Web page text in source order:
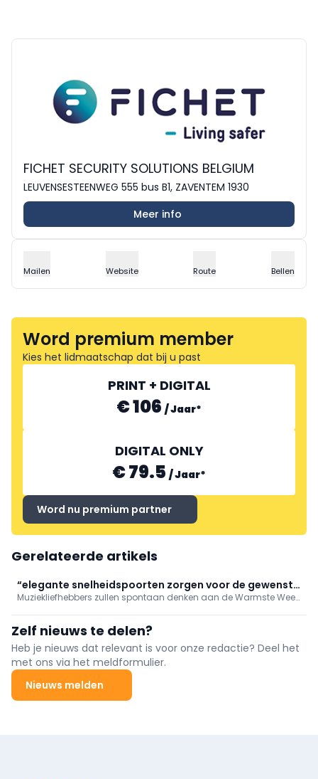
FICHET SECURITY SOLUTIONS BELGIUM
LEUVENSESTEENWEG 555 bus B1, ZAVENTEM 1930
Meer info
Mailen Website Route Bellen
Word premium member
Kies het lidmaatschap dat bij u past
PRINT + DIGITAL
€ 106 /Jaar*
DIGITAL ONLY
€ 79.5 /Jaar*
Word nu premium partner
Gerelateerde artikels
“elegante snelheidspoorten zorgen voor de gewenste
controle”
Muziekliefhebbers zullen spontaan denken aan de Warmste Week
bij de gedachte aan de avontuurlijke speeltuinen; het Provinciaal
Domein Puyenbroeck is de ideale trekpleister voor elke doelgroep.
Die stijgende populariteit gaat gepaard met een aantal
noodzakelijke veranderingen op vlak van automatisatie. Zo
klopten ze aan bij Fichet Security Solutions Belgium, in
samenwerking met hun officiële voortverkoper in deze sector
Gantner, om automatische speedgates voor de
Zelf nieuws te delen?
Heb je nieuws dat relevant is voor onze redactie? Deel het
met ons via het meldformulier.
Nieuws melden